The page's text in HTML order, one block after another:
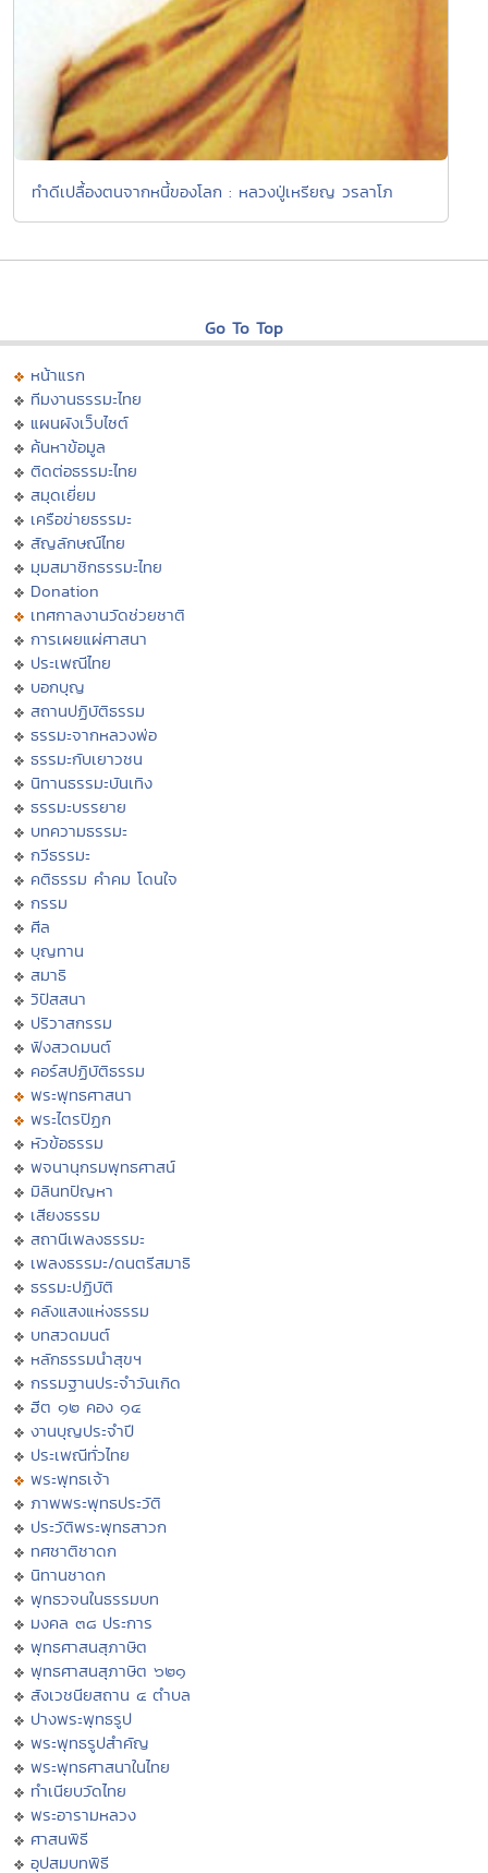
ทำดีเปลื้องตนจากหนี้ของโลก : หลวงปู่เหรียญ วรลาโภ
Go To Top
หน้าแรก
ทีมงานธรรมะไทย
แผนผังเว็บไซต์
ค้นหาข้อมูล
ติดต่อธรรมะไทย
สมุดเยี่ยม
เครือข่ายธรรมะ
สัญลักษณ์ไทย
มุมสมาชิกธรรมะไทย
Donation
เทศกาลงานวัดช่วยชาติ
การเผยแผ่ศาสนา
ประเพณีไทย
บอกบุญ
สถานปฏิบัติธรรม
ธรรมะจากหลวงพ่อ
ธรรมะกับเยาวชน
นิทานธรรมะบันเทิง
ธรรมะบรรยาย
บทความธรรมะ
กวีธรรมะ
คติธรรม คำคม โดนใจ
กรรม
ศีล
บุญทาน
สมาธิ
วิปัสสนา
ปริวาสกรรม
ฟังสวดมนต์
คอร์สปฏิบัติธรรม
พระพุทธศาสนา
พระไตรปิฏก
หัวข้อธรรม
พจนานุกรมพุทธศาสน์
มิลินทปัญหา
เสียงธรรม
สถานีเพลงธรรมะ
เพลงธรรมะ/ดนตรีสมาธิ
ธรรมะปฏิบัติ
คลังแสงแห่งธรรม
บทสวดมนต์
หลักธรรมนำสุขฯ
กรรมฐานประจำวันเกิด
ฮีต ๑๒ คอง ๑๔
งานบุญประจำปี
ประเพณีทั่วไทย
พระพุทธเจ้า
ภาพพระพุทธประวัติ
ประวัติพระพุทธสาวก
ทศชาติชาดก
นิทานชาดก
พุทธวจนในธรรมบท
มงคล ๓๘ ประการ
พุทธศาสนสุภาษิต
พุทธศาสนสุภาษิต ๖๒๑
สังเวชนียสถาน ๔ ตำบล
ปางพระพุทธรูป
พระพุทธรูปสำคัญ
พระพุทธศาสนาในไทย
ทำเนียบวัดไทย
พระอารามหลวง
ศาสนพิธี
อุปสมบทพิธี